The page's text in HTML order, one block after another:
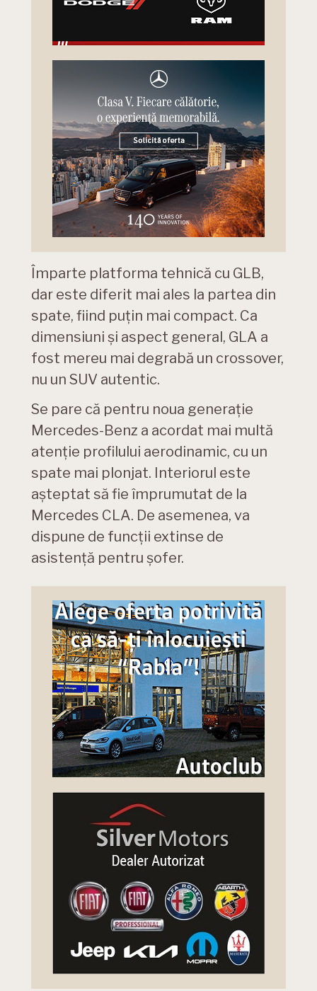
Împarte platforma tehnică cu GLB,
dar este diferit mai ales la partea din
spate, fiind puțin mai compact. Ca
dimensiuni și aspect general, GLA a
fost mereu mai degrabă un crossover,
nu un SUV autentic.
Se pare că pentru noua generație
Mercedes-Benz a acordat mai multă
atenție profilului aerodinamic, cu un
spate mai plonjat. Interiorul este
așteptat să fie împrumutat de la
Mercedes CLA. De asemenea, va
dispune de funcții extinse de
asistență pentru șofer.